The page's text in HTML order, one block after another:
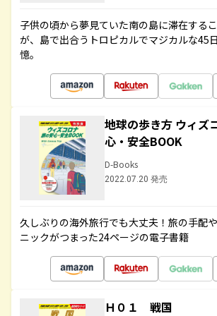
子供の頃から夢見ていた南の島に滞在する
が、島で出合うトロピカルでマジカルな45
憶。
地球の歩き方 ウィズ
心・安全BOOK
D-Books
2022.07.20 発売
久しぶりの海外旅行でも大丈夫！旅の手配
ニックがつまった24ページの電子書籍
Ｈ０１ 戦国